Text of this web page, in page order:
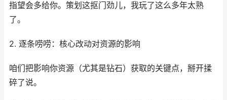
指望会多给你。策划这抠门劲儿，我玩了这么多年太熟
了。
2. 逐条唠唠：核心改动对资源的影响
咱们把影响你资源（尤其是钻石）获取的关键点，掰开揉
碎了说。